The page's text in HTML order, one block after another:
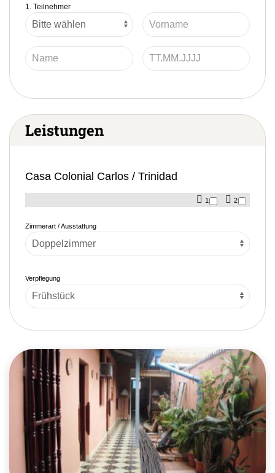
1. Teilnehmer
Leistungen
Casa Colonial Carlos / Trinidad
1 2
Zimmerart / Ausstattung
Verpflegung